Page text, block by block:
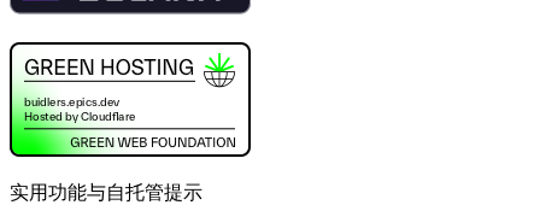
实用功能与自托管提示